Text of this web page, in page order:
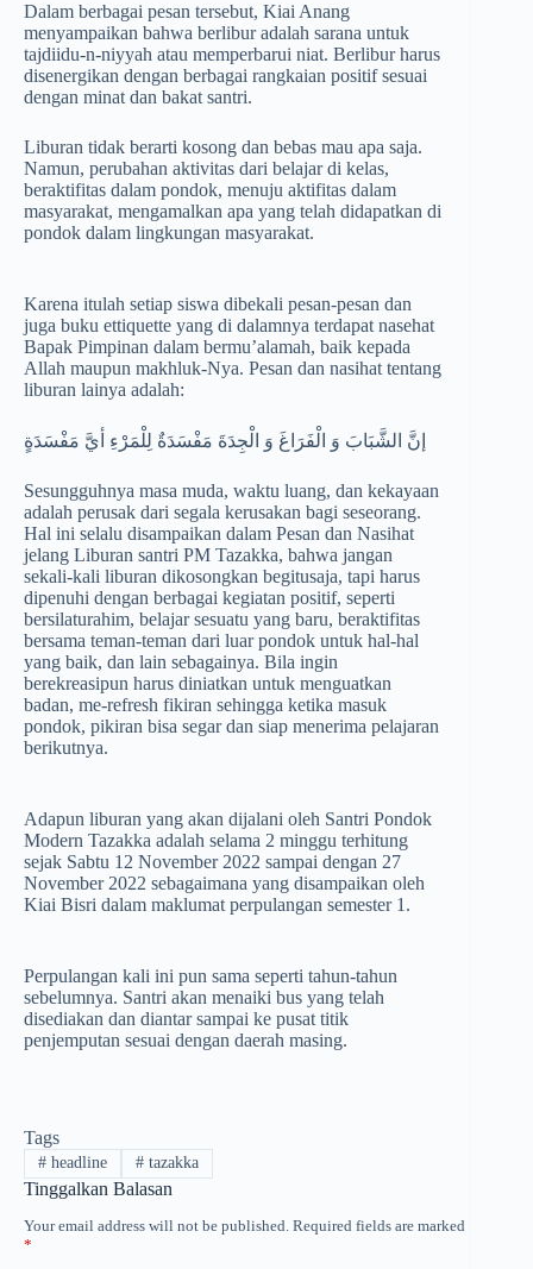
Dalam berbagai pesan tersebut, Kiai Anang
menyampaikan bahwa berlibur adalah sarana untuk
tajdiidu-n-niyyah atau memperbarui niat. Berlibur harus
disenergikan dengan berbagai rangkaian positif sesuai
dengan minat dan bakat santri.
Liburan tidak berarti kosong dan bebas mau apa saja.
Namun, perubahan aktivitas dari belajar di kelas,
beraktifitas dalam pondok, menuju aktifitas dalam
masyarakat, mengamalkan apa yang telah didapatkan di
pondok dalam lingkungan masyarakat.
Karena itulah setiap siswa dibekali pesan-pesan dan
juga buku ettiquette yang di dalamnya terdapat nasehat
Bapak Pimpinan dalam bermu’alamah, baik kepada
Allah maupun makhluk-Nya. Pesan dan nasihat tentang
liburan lainya adalah:
ﺇﻥَّ ﺍﻟﺸَّﺒَﺎﺏَ ﻭَ ﺍﻟْﻔَﺮَﺍﻍَ ﻭَ ﺍﻟْﺠِﺪَﺓَ ﻣَﻔْﺴَﺪَﺓٌ ﻟِﻠْﻤَﺮْﺀِ ﺃﻱَّ ﻣَﻔْﺴَﺪَﺓٍ
Sesungguhnya masa muda, waktu luang, dan kekayaan
adalah perusak dari segala kerusakan bagi seseorang.
Hal ini selalu disampaikan dalam Pesan dan Nasihat
jelang Liburan santri PM Tazakka, bahwa jangan
sekali-kali liburan dikosongkan begitusaja, tapi harus
dipenuhi dengan berbagai kegiatan positif, seperti
bersilaturahim, belajar sesuatu yang baru, beraktifitas
bersama teman-teman dari luar pondok untuk hal-hal
yang baik, dan lain sebagainya. Bila ingin
berekreasipun harus diniatkan untuk menguatkan
badan, me-refresh fikiran sehingga ketika masuk
pondok, pikiran bisa segar dan siap menerima pelajaran
berikutnya.
Adapun liburan yang akan dijalani oleh Santri Pondok
Modern Tazakka adalah selama 2 minggu terhitung
sejak Sabtu 12 November 2022 sampai dengan 27
November 2022 sebagaimana yang disampaikan oleh
Kiai Bisri dalam maklumat perpulangan semester 1.
Perpulangan kali ini pun sama seperti tahun-tahun
sebelumnya. Santri akan menaiki bus yang telah
disediakan dan diantar sampai ke pusat titik
penjemputan sesuai dengan daerah masing.
Tags
#headline #tazakka
Tinggalkan Balasan
Your email address will not be published. Required fields are marked
*